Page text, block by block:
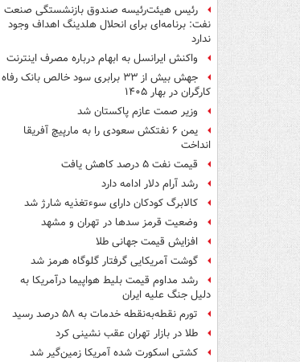
رئیس هیئت‌رئیسه صندوق بازنشستگی صنعت
نفت: برنامه‌ای برای انحلال هلدینگ اهداف وجود
ندارد
واکنش ایرانسل به ابهام درباره مصرف اینترنت
جهش بیش از ۳۳ برابری سود خالص بانک رفاه
کارگران در بهار ۱۴۰۵
وزیر صمت عازم پاکستان شد
یمن ۶ نفتکش سعودی را به مارپیچ آفریقا
انداخت
قیمت نفت ۵ درصد کاهش یافت
رشد آرام دلار ادامه دارد
کالابرگ کودکان دارای سوءتغذیه شارژ شد
وضعیت قرمز سدها در تهران و مشهد
افزایش قیمت جهانی طلا
گوشت آمریکایی گرفتار گلوگاه هرمز شد
رشد مداوم قیمت بلیط هواپیما درآمریکا به
دلیل جنگ علیه ایران
تورم نقطه‌به‌نقطه خدمات به ۵۸ درصد رسید
طلا در بازار تهران عقب نشینی کرد
کشتی اسکورت شده آمریکا زمین‌گیر شد